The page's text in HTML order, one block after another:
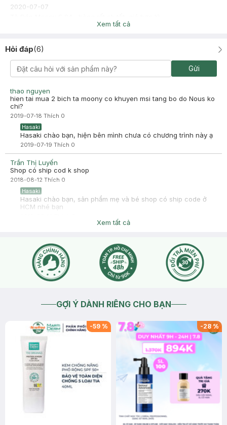
2020-07-07
Xem tất cả
Hỏi đáp(6)
Gửi
thao nguyen
hien tai mua 2 bich ta moony co khuyen msi tang bo do Nous ko
chi?
2019-07-18 Thích 0
Hasaki
Hasaki chào bạn, hiện bên mình chưa có chương trình này ạ
2019-07-19 Thích 0
Trần Thị Luyến
Shop có ship cod k shop
2018-08-12 Thích 0
Hasaki
Hasaki chào bạn, sản phẩm mẹ và bé shop có ship code ở
HCM nhé bạn
Xem tất cả
GỢI Ý DÀNH RIÊNG CHO BẠN
-59 % -28%